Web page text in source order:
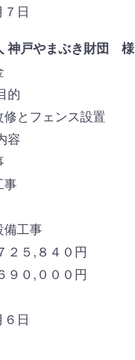
日
神戸やまぶき財団 様
的
とフェンス設置
容
事
備工事
２５,８４０円
９０,０００円
日